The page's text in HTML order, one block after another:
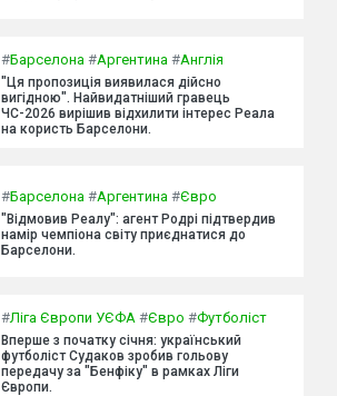
#Барселона #Аргентина #Англія
"Ця пропозиція виявилася дійсно
вигідною". Найвидатніший гравець
ЧС-2026 вирішив відхилити інтерес Реала
на користь Барселони.
#Барселона #Аргентина #Євро
"Відмовив Реалу": агент Родрі підтвердив
намір чемпіона світу приєднатися до
Барселони.
#Ліга Європи УЄФА #Євро #Футболіст
Вперше з початку січня: український
футболіст Судаков зробив гольову
передачу за "Бенфіку" в рамках Ліги
Європи.